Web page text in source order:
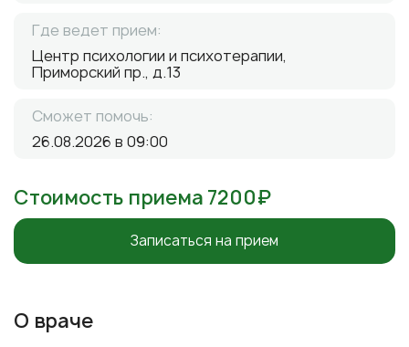
Где ведет прием:
Центр психологии и психотерапии,
Приморский пр., д.13
Сможет помочь:
26.08.2026 в 09:00
Стоимость приема 7200₽
Записаться на прием
О враче